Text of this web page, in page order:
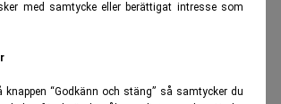
med samtycke eller berättigat intresse som
knappen “Godkänn och stäng” så samtycker du
språket bra, men är inte så bra på att
har en ganska omfattande utbildning
viktigt att man är fokuserad och